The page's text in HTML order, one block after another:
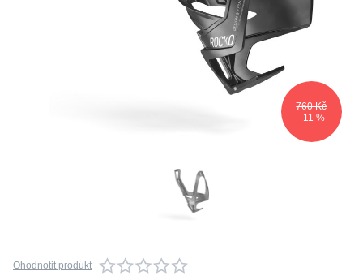
760 Kč
- 11 %
Ohodnotit produkt